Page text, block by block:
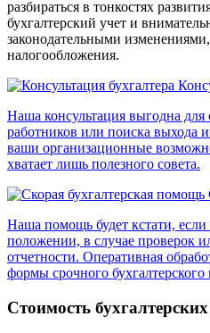
разбираться в тонкостях
бухгалтерский учет и
законодательными
налогообложения.
Наша консультация выгодна
работников или поиска выхода
ваши организационные
хватает лишь полезного совета.
Наша помощь будет кстати,
положении, в случае проверок
отчетности. Оперативная
формы срочного бухгалтерского
Стоимость